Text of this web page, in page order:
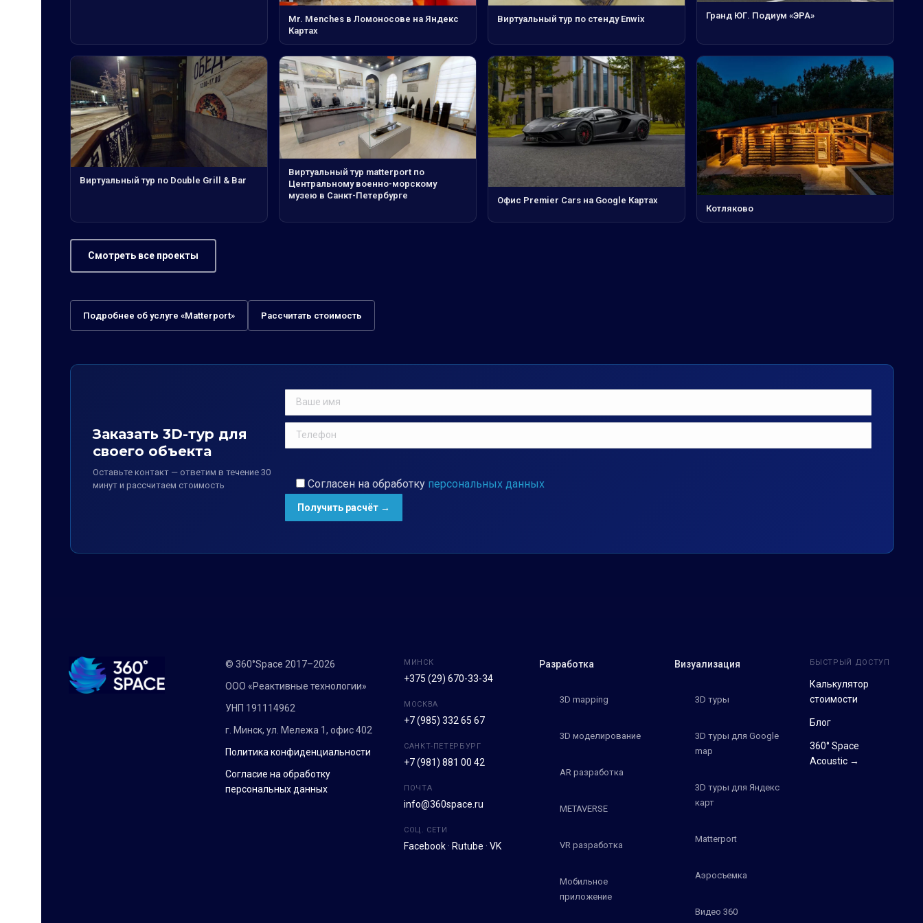
Mr. Menches в Ломоносове на Яндекс
Картах
Виртуальный тур по стенду Enwix Гранд ЮГ. Подиум «ЭРА»
Виртуальный тур по Double Grill & Bar
Виртуальный тур matterport по
Центральному военно-морскому
музею в Санкт-Петербурге
Офис Premier Cars на Google Картах
Котляково
Смотреть все проекты
Подробнее об услуге «Matterport» Рассчитать стоимость
Заказать 3D-тур для
своего объекта
Оставьте контакт — ответим в течение 30
минут и рассчитаем стоимость
Согласен на обработку персональных данных
© 360°Space 2017–2026
ООО «Реактивные технологии»
УНП 191114962
г. Минск, ул. Мележа 1, офис 402
Политика конфиденциальности
Согласие на обработку
персональных данных
МИНСК
+375 (29) 670-33-34
МОСКВА
+7 (985) 332 65 67
САНКТ-ПЕТЕРБУРГ
+7 (981) 881 00 42
ПОЧТА
info@360space.ru
СОЦ. СЕТИ
Facebook· Rutube · VK
Разработка
3D mapping
3D моделирование
AR разработка
METAVERSE
VR разработка
Мобильное
приложение
Визуализация
3D туры
3D туры для Google
map
3D туры для Яндекс
карт
Matterport
Аэросъемка
Видео 360
БЫСТРЫЙ ДОСТУП
Калькулятор
стоимости
Блог
360° Space
Acoustic →